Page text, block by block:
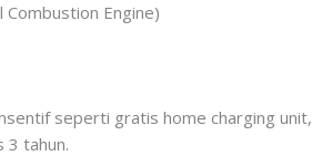
Engine)
seperti gratis home charging unit,
3 tahun.